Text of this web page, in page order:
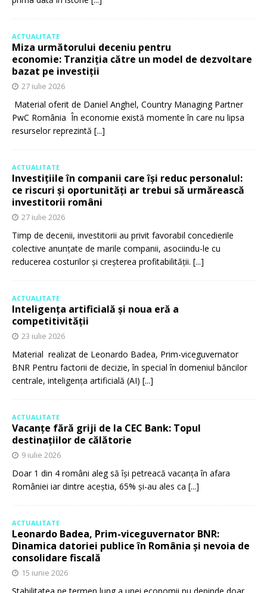
ACTUALITATE
Miza următorului deceniu pentru
economie: Tranziția către un model de dezvoltare
bazat pe investiții
27 iulie 2026
Material oferit de Daniel Anghel, Country Managing Partner
PwC România În economie există momente în care nu lipsa
resurselor reprezintă [...]
ACTUALITATE
Investițiile în companii care își reduc personalul:
ce riscuri și oportunități ar trebui să urmărească
investitorii români
27 iulie 2026
Timp de decenii, investitorii au privit favorabil concedierile
colective anunțate de marile companii, asociindu-le cu
reducerea costurilor și creșterea profitabilității. [...]
ACTUALITATE
Inteligența artificială și noua eră a
competitivității
23 iulie 2026
Material realizat de Leonardo Badea, Prim-viceguvernator
BNR Pentru factorii de decizie, în special în domeniul băncilor
centrale, inteligența artificială (AI) [...]
ACTUALITATE
Vacanțe fără griji de la CEC Bank: Topul
destinațiilor de călătorie
9 iulie 2026
Doar 1 din 4 români aleg să își petreacă vacanța în afara
României iar dintre aceștia, 65% și-au ales ca [...]
ACTUALITATE
Leonardo Badea, Prim-viceguvernator BNR:
Dinamica datoriei publice în România și nevoia de
consolidare fiscală
15 iunie 2026